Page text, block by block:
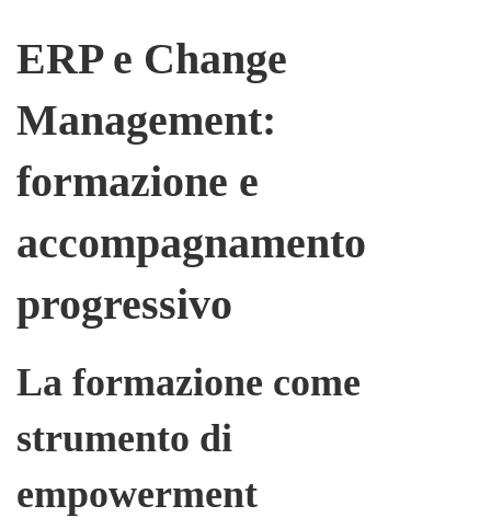
ERP e Change
Management:
formazione e
accompagnamento
progressivo
La formazione come
strumento di
empowerment